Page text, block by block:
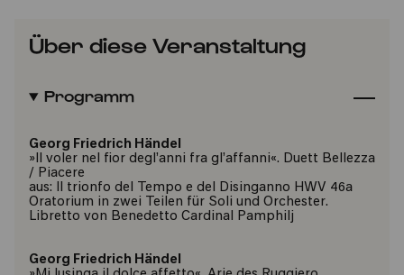
Über diese Veranstaltung
Programm
Georg Friedrich Händel
»Il voler nel fior degl’anni fra gl’affanni«. Duett Bellezza
/ Piacere
aus: Il trionfo del Tempo e del Disinganno HWV 46a
Oratorium in zwei Teilen für Soli und Orchester.
Libretto von Benedetto Cardinal Pamphilj
Georg Friedrich Händel